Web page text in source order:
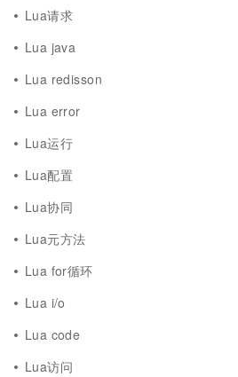
Lua请求
Lua java
Lua redisson
Lua error
Lua运行
Lua配置
Lua协同
Lua元方法
Lua for循环
Lua i/o
Lua code
Lua访问